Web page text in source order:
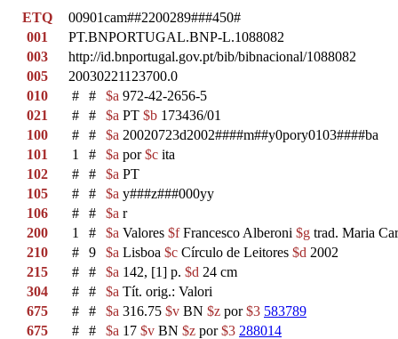
ETQ
00901cam##2200289###450#
001
PT.BNPORTUGAL.BNP-L.1088082
003
http://id.bnportugal.gov.pt/bib/bibnacional/1088082
005
20030221123700.0
010
# # $a 972-42-2656-5
021
# # $a PT $b 173436/01
100
# # $a 20020723d2002####m##y0pory0103####ba
101
1 # $a por$c ita
102
# # $a PT
105
# # $a y###z###000yy
106
# # $a r
200
1 # $a Valores $fFrancesco Alberoni $g trad. Maria
210
# 9 $a Lisboa $c Círculo de Leitores $d 2002
215
# # $a 142, [1] p. $d 24 cm
304
# # $a Tít. orig.: Valori
675
# # $a 316.75 $v BN $z por$3 583789
675
# # $a 17 $v BN $z por$3 288014